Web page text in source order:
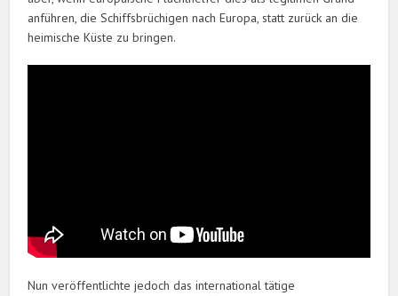
anführen, die Schiffsbrüchigen nach Europa, statt zurück an die
heimische Küste zu bringen.
Nun veröffentlichte jedoch das international tätige